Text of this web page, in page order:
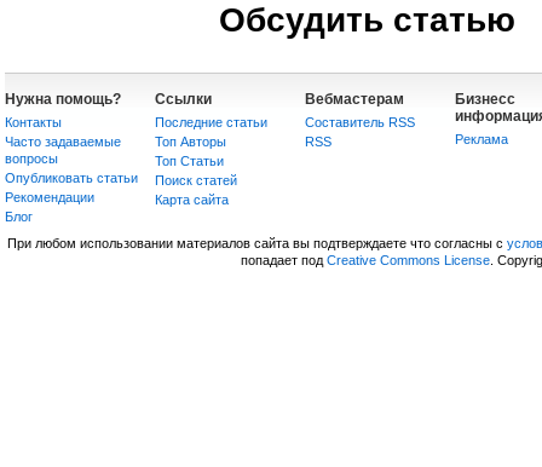
Обсудить статью
Нужна помощь?
Контакты
Часто задаваемые
вопросы
Опубликовать статьи
Рекомендации
Блог
Ссылки
Последние статьи
Топ Авторы
Топ Статьи
Поиск статей
Карта сайта
Вебмастерам
Составитель RSS
RSS
Бизнесс
Реклама
При любом использовании материалов сайта вы подтверждаете что согласны с
попадает под Creative Commons License.